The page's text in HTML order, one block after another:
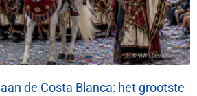
de Costa Blanca: het grootste